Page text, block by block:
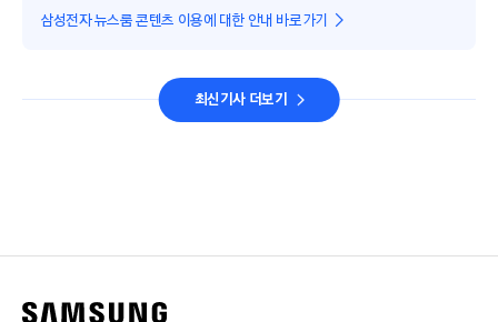
삼성전자 뉴스룸 콘텐츠 이용에 대한 안내 바로가기
최신기사 더보기